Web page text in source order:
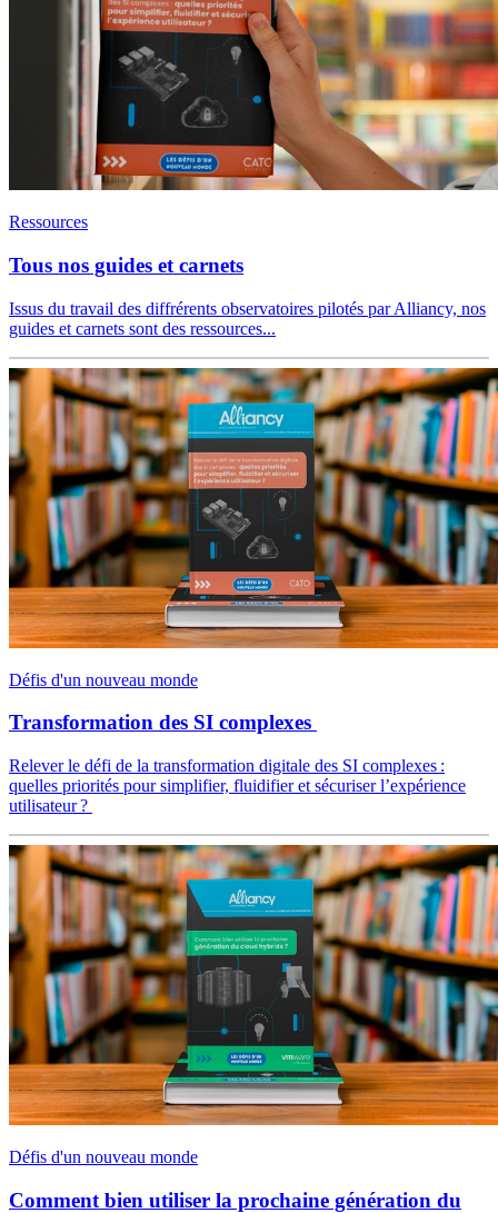
Ressources
Tous nos guides et carnets
Issus du travail des diffrérents observatoires pilotés par Alliancy, nos
guides et carnets sont des ressources...
Défis d'un nouveau monde
Transformation des SI complexes
Relever le défi de la transformation digitale des SI complexes :
quelles priorités pour simplifier, fluidifier et sécuriser l’expérience
utilisateur ?
Défis d'un nouveau monde
Comment bien utiliser la prochaine génération du